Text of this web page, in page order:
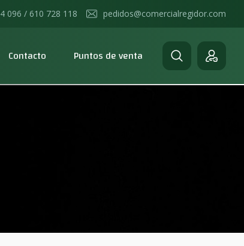
096 / 610 728 118 pedidos@comercialregidor.com
Contacto Puntos de venta